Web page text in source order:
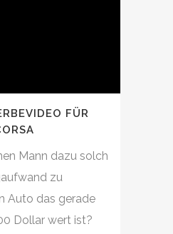
FÜR
Mann dazu solch
zu
Auto das gerade
Dollar wert ist?